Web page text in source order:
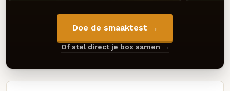
Doe de smaaktest →
Of stel direct je box samen →